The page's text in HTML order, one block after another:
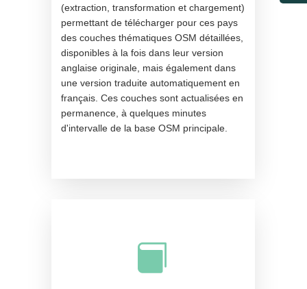
(extraction, transformation et chargement)
permettant de télécharger pour ces pays
des couches thématiques OSM détaillées,
disponibles à la fois dans leur version
anglaise originale, mais également dans
une version traduite automatiquement en
français. Ces couches sont actualisées en
permanence, à quelques minutes
d'intervalle de la base OSM principale.
